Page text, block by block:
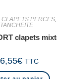
CLAPETS PERCES,
clapets
€ TTC